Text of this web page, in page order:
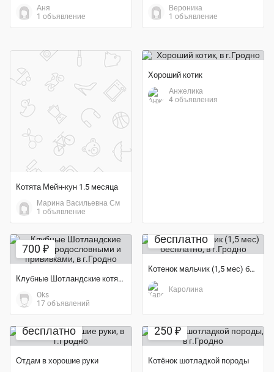
Аня
1 объявление
Вероника
1 объявление
Котята Мейн-кун 1.5 месяца
Марина Васильевна См
1 объявление
Хороший котик
Анжелика
4 объявления
700 ₽
Клубные Шотландские котята с родословными и прививками
Oks
17 объявлений
бесплатно
Котенок мальчик (1,5 мес) бесплатно
Каролина
бесплатно
Отдам в хорошие руки
250 ₽
Котёнок шотладкой породы